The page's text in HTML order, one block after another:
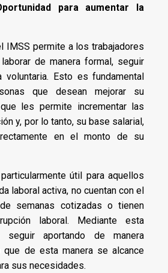
para aumentar la
IMSS permite a los trabajadores
de manera formal, seguir
Esto es fundamental
que desean mejorar su
les permite incrementar las
y, por lo tanto, su base salarial,
en el monto de su
útil para aquellos
laboral activa, no cuentan con el
semanas cotizadas o tienen
laboral. Mediante esta
seguir aportando de manera
que de esta manera se alcance
sus necesidades.